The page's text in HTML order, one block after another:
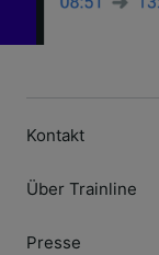
Kontakt
Über Trainline
Presse